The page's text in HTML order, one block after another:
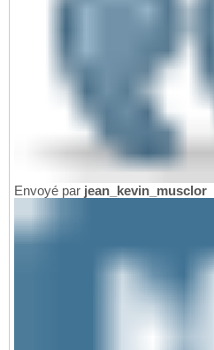
Envoyé par jean_kevin_musclor